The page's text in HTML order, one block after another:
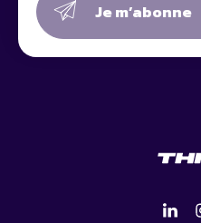
Je m’abonne